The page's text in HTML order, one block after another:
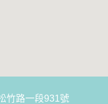
竹路一段931號